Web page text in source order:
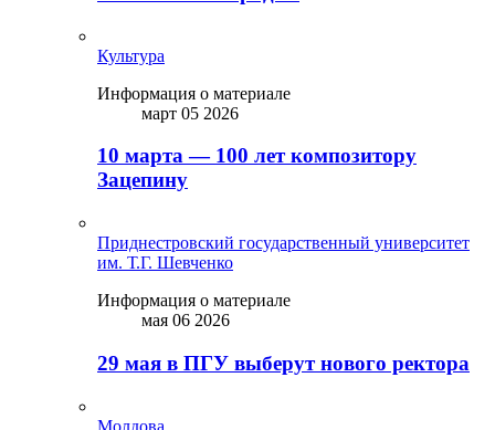
Культура
Информация о материале
март 05 2026
10 марта — 100 лет композитору
Зацепину
Приднестровский государственный университет
им. Т.Г. Шевченко
Информация о материале
мая 06 2026
29 мая в ПГУ выберут нового ректора
Молдова